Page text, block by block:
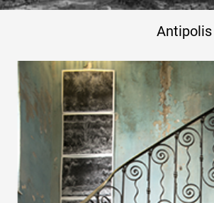
Événements
1% œuvres
public
Réseau
Antipolis